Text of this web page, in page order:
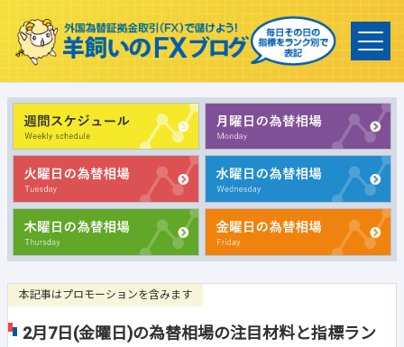
本記事はプロモーションを含みます
2月7日(金曜日)の為替相場の注目材料と指標ラン